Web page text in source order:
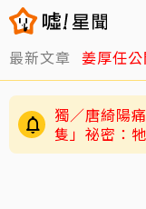
最新文章 姜厚任
獨／唐綺陽
隻」祕密：